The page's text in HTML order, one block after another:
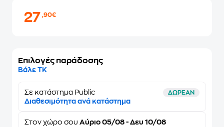
27,90€
Επιλογές παράδοσης
Βάλε ΤΚ
Σε κατάστημα Public ΔΩΡΕΑΝ
Διαθεσιμότητα ανά κατάστημα
Στον χώρο σου Αύριο 05/08 - Δευ 10/08